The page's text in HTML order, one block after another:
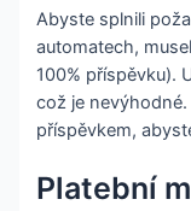
Abyste splnili
automatech,
100% příspěvku).
což je
příspěvkem,
Platební